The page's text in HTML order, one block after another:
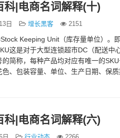
科|电商名词解释(十)
日 增长黑客 2151
Keeping Unit（库存量单位）。
这是对于大型连锁超市DC（配送
的简称，每种产品均对应有唯一的
色、包装容量、单位、生产日期、保
科|电商名词解释(六)